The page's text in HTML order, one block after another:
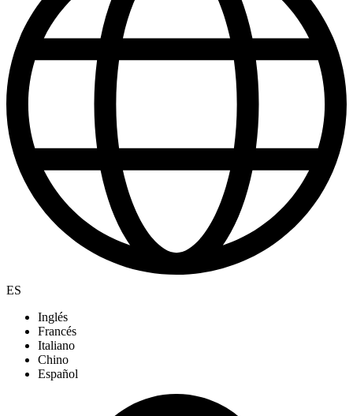
ES
Inglés
Francés
Italiano
Chino
Español